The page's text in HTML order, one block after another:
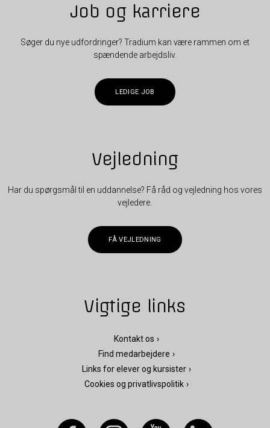
Job og karriere
Søger du nye udfordringer? Tradium kan være rammen om et
spændende arbejdsliv.
LEDIGE JOB
Vejledning
Har du spørgsmål til en uddannelse? Få råd og vejledning hos vores
vejledere.
FÅ VEJLEDNING
Vigtige links
Kontakt os
Find medarbejdere
Links for elever og kursister
Cookies og privatlivspolitik